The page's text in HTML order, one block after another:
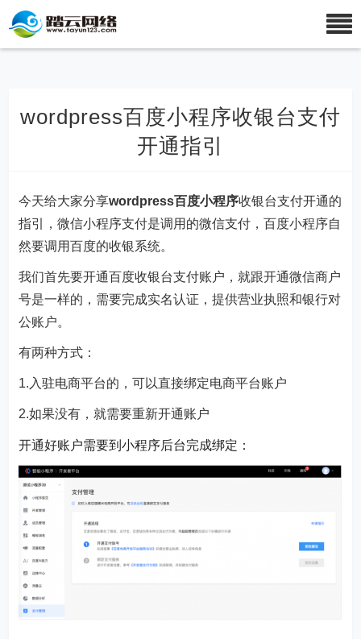
wordpress百度小程序收银台支付
开通指引
今天给大家分享wordpress百度小程序收银台支付开通的
指引，微信小程序支付是调用的微信支付，百度小程序自
然要调用百度的收银系统。
我们首先要开通百度收银台支付账户，就跟开通微信商户
号是一样的，需要完成实名认证，提供营业执照和银行对
公账户。
有两种方式：
1.入驻电商平台的，可以直接绑定电商平台账户
2.如果没有，就需要重新开通账户
开通好账户需要到小程序后台完成绑定：